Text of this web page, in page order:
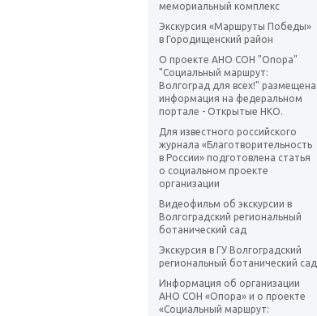
мемориальный комплекс
Экскурсия «Маршруты Победы»
в Городищенский район
О проекте АНО СОН "Опора"
"Социальный маршрут:
Волгоград для всех!" размещена
информация на федеральном
портале - Открытые НКО.
Для известного российского
журнала «Благотворительность
в России» подготовлена статья
о социальном проекте
организации
Видеофильм об экскурсии в
Волгоградский региональный
ботанический сад
Экскурсия в ГУ Волгоградский
региональный ботанический сад
Информация об организации
АНО СОН «Опора» и о проекте
«Социальный маршрут: